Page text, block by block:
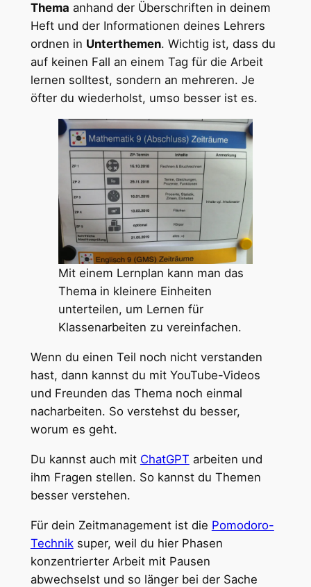
Thema anhand der Überschriften in deinem
Heft und der Informationen deines Lehrers
ordnen in Unterthemen. Wichtig ist, dass du
auf keinen Fall an einem Tag für die Arbeit
lernen solltest, sondern an mehreren. Je
öfter du wiederholst, umso besser ist es.
Mit einem Lernplan kann man das
Thema in kleinere Einheiten
unterteilen, um Lernen für
Klassenarbeiten zu vereinfachen.
Wenn du einen Teil noch nicht verstanden
hast, dann kannst du mit YouTube-Videos
und Freunden das Thema noch einmal
nacharbeiten. So verstehst du besser,
worum es geht.
Du kannst auch mit ChatGPT arbeiten und
ihm Fragen stellen. So kannst du Themen
besser verstehen.
Für dein Zeitmanagement ist die Pomodoro-
Techniksuper, weil du hier Phasen
konzentrierter Arbeit mit Pausen
abwechselst und so länger bei der Sache